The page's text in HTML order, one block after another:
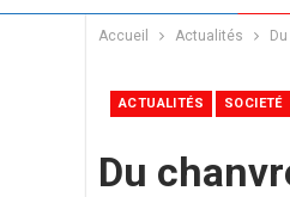
Accueil Actualités
ACTUALITÉS SOCIETÉ
Du